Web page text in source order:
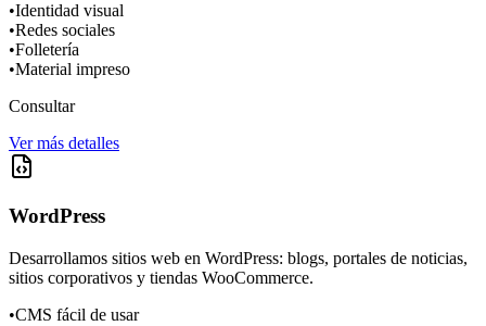
•Identidad visual
•Redes sociales
•Folletería
•Material impreso
Consultar
Ver más detalles
WordPress
Desarrollamos sitios web en WordPress: blogs, portales de noticias,
sitios corporativos y tiendas WooCommerce.
•CMS fácil de usar